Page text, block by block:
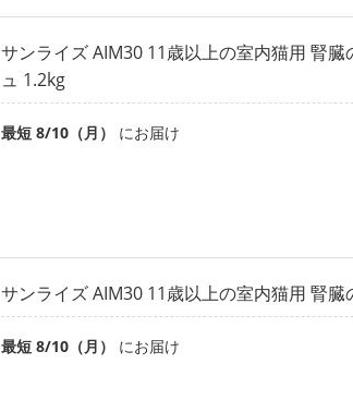
サンライズ AIM30 11歳以上の室内猫用 腎臓
ュ 1.2kg
最短 8/10（月） にお届け
サンライズ AIM30 11歳以上の室内猫用 腎臓
最短 8/10（月） にお届け